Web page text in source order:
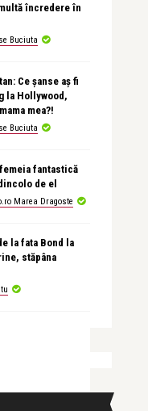
încredere în
Buciuta
Ce șanse aș fi
la Hollywood,
mea?!
Buciuta
fantastică
de el
Marea Dragoste
la fata Bond la
stăpâna